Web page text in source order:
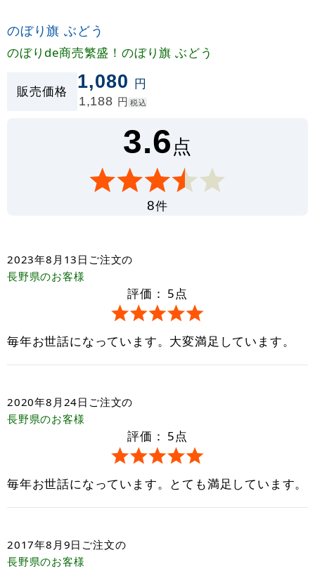
のぼり旗 ぶどう
のぼりde商売繁盛！のぼり旗 ぶどう
販売価格 1,080 円
1,188 円 税込
3.6点
8件
2023年8月13日 ご注文の
長野県のお客様
評価： 5点
毎年お世話になっています。大変満足しています。
2020年8月24日 ご注文の
長野県のお客様
評価： 5点
毎年お世話になっています。とても満足しています。
2017年8月9日 ご注文の
長野県のお客様